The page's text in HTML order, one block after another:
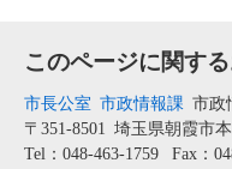
このページに関す
市長公室 市政情報課 市政
〒351-8501 埼玉県朝霞市
Tel：048-463-1759
Fax：